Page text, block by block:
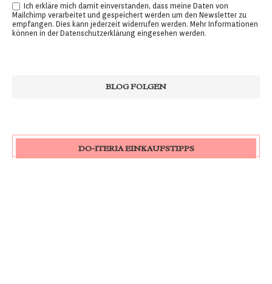
Ich erkläre mich damit einverstanden, dass meine Daten von
Mailchimp verarbeitet und gespeichert werden um den Newsletter zu
empfangen. Dies kann jederzeit widerrufen werden. Mehr Informationen
können in der Datenschutzerklärung eingesehen werden.
DO-ITERIA EINKAUFSTIPPS